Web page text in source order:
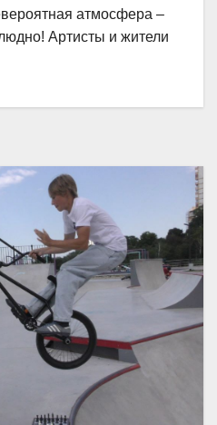
атмосфера –
Артисты и жители